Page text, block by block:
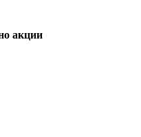
акции